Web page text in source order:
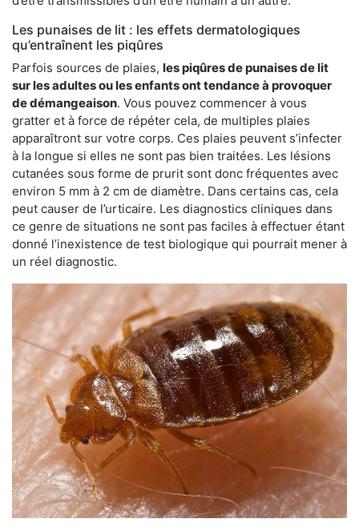
Les punaises de lit : les effets dermatologiques
qu’entraînent les piqûres
Parfois sources de plaies, les piqûres de punaises de lit
sur les adultes ou les enfants ont tendance à provoquer
de démangeaison. Vous pouvez commencer à vous
gratter et à force de répéter cela, de multiples plaies
apparaîtront sur votre corps. Ces plaies peuvent s’infecter
à la longue si elles ne sont pas bien traitées. Les lésions
cutanées sous forme de prurit sont donc fréquentes avec
environ 5 mm à 2 cm de diamètre. Dans certains cas, cela
peut causer de l’urticaire. Les diagnostics cliniques dans
ce genre de situations ne sont pas faciles à effectuer étant
donné l’inexistence de test biologique qui pourrait mener à
un réel diagnostic.